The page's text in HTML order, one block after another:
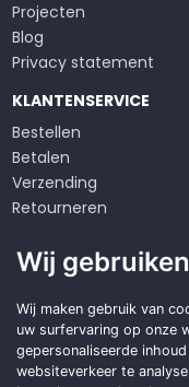
Projecten
Blog
Privacy statement
KLANTENSERVICE
Bestellen
Betalen
Verzending
Retourneren
Algemene voorwaarden
Op
Wij
Wij maken gebruik van
uw surfervaring op onze
gepersonaliseerde
websiteverkeer te